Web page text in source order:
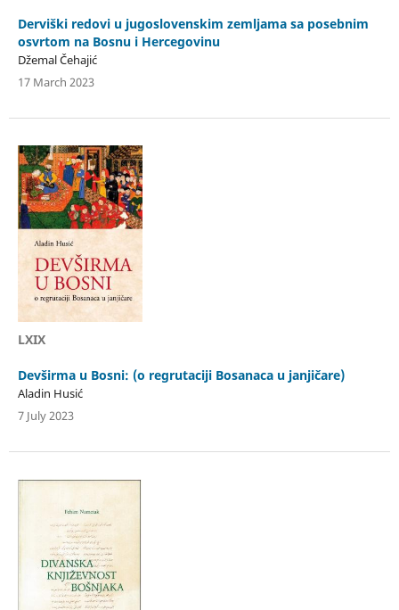
Derviški redovi u jugoslovenskim zemljama sa posebnim
osvrtom na Bosnu i Hercegovinu
Džemal Čehajić
17 March 2023
LXIX
Devširma u Bosni: (o regrutaciji Bosanaca u janjičare)
Aladin Husić
7 July 2023